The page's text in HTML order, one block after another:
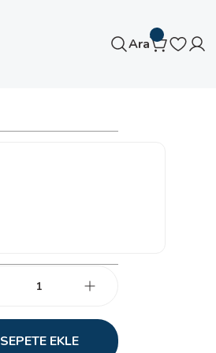
Ara
SEPETE EKLE